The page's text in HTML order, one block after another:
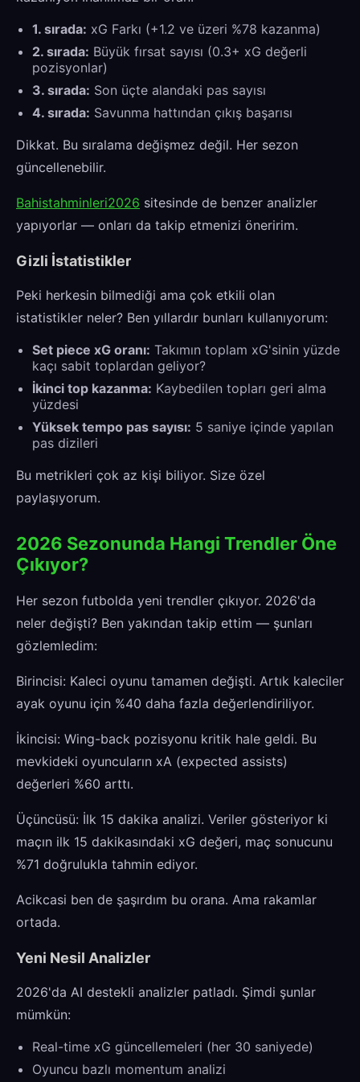
1. sırada: xG Farkı (+1.2 ve üzeri %78 kazanma)
2. sırada: Büyük fırsat sayısı (0.3+ xG değerli
pozisyonlar)
3. sırada: Son üçte alandaki pas sayısı
4. sırada: Savunma hattından çıkış başarısı
Dikkat. Bu sıralama değişmez değil. Her sezon
güncellenebilir.
Bahistahminleri2026 sitesinde de benzer analizler
yapıyorlar — onları da takip etmenizi öneririm.
Gizli İstatistikler
Peki herkesin bilmediği ama çok etkili olan
istatistikler neler? Ben yıllardır bunları kullanıyorum:
Set piece xG oranı: Takımın toplam xG'sinin yüzde
kaçı sabit toplardan geliyor?
İkinci top kazanma: Kaybedilen topları geri alma
yüzdesi
Yüksek tempo pas sayısı: 5 saniye içinde yapılan
pas dizileri
Bu metrikleri çok az kişi biliyor. Size özel
paylaşıyorum.
2026 Sezonunda Hangi Trendler Öne
Çıkıyor?
Her sezon futbolda yeni trendler çıkıyor. 2026'da
neler değişti? Ben yakından takip ettim — şunları
gözlemledim:
Birincisi: Kaleci oyunu tamamen değişti. Artık kaleciler
ayak oyunu için %40 daha fazla değerlendiriliyor.
İkincisi: Wing-back pozisyonu kritik hale geldi. Bu
mevkideki oyuncuların xA (expected assists)
değerleri %60 arttı.
Üçüncüsü: İlk 15 dakika analizi. Veriler gösteriyor ki
maçın ilk 15 dakikasındaki xG değeri, maç sonucunu
%71 doğrulukla tahmin ediyor.
Acikcasi ben de şaşırdım bu orana. Ama rakamlar
ortada.
Yeni Nesil Analizler
2026'da AI destekli analizler patladı. Şimdi şunlar
mümkün:
Real-time xG güncellemeleri (her 30 saniyede)
Oyuncu bazlı momentum analizi